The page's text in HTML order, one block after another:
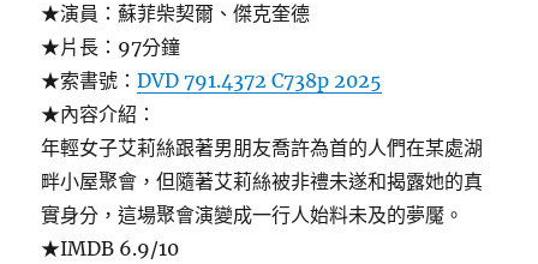
★演員：蘇菲柴契爾、傑克奎德
★片長：97分鐘
★索書號：DVD 791.4372 C738p 2025
★內容介紹：
年輕女子艾莉絲跟著男朋友喬許為首的人們在某處湖
畔小屋聚會，但隨著艾莉絲被非禮未遂和揭露她的真
實身分，這場聚會演變成一行人始料未及的夢魘。
★IMDB 6.9/10